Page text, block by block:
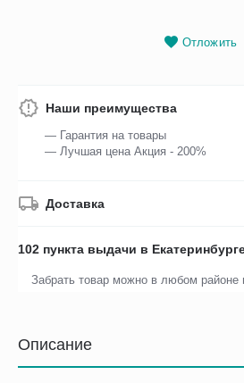
Отложить
Наши преимущества
— Гарантия на товары
— Лучшая цена Акция - 200%
Доставка
102 пункта выдачи в
Забрать товар можно в любом районе
Описание